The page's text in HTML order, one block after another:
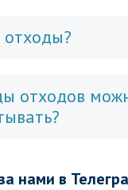
отходы?
отходов
нами в